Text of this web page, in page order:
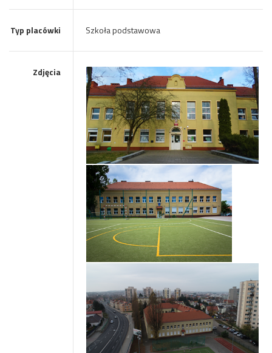
Typ placówki Szkoła podstawowa
Zdjęcia